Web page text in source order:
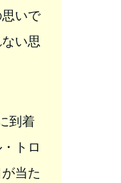
いで
い思
到着
トロ
当た